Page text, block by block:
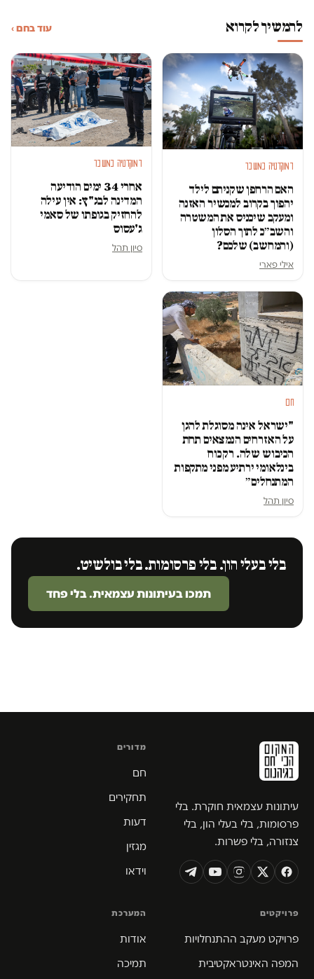
להמשיך לקרוא עוד בחם ›
דמוקרטיה במשבר
האם הרחפן שקניתם לילד
יהפוך בקרוב למכשיר האזנה
ומעקב שיכניס את המשטרה
והשב״כ לתוך הסלון
(והמחשב) שלכם?
אילי פארי
דמוקרטיה במשבר
אחרי 34 ימים הודיעה
המדינה לבג"ץ: אין עילה
להחזיק בגופתו של סאמי
ג'עסוס
סיון תהל
חם
"ישראל אינה מסוגלת להגן
על האזרחים הנמצאים תחת
הכיבוש שלה. רק כוח
בינלאומי ירתיע מפני מתקפות
המתנחלים״
סיון תהל
בלי בעלי הון. בלי פרסומות. בלי בולשיט.
תמכו בעיתונות עצמאית. בלי פחד
עיתונות עצמאית חוקרת. בלי
פרסומות, בלי בעלי הון, בלי
צנזורה, בלי פשרות.
מדורים
חם
תחקירים
דעות
מגזין
וידאו
פרויקטים
פרויקט מעקב ההתנחלויות
המפה האינטראקטיבית
המערכת
אודות
תמיכה